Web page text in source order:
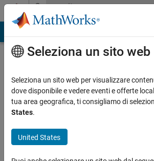
Vai al contenutoCommunity
Profile
Erasmus
Sowah
Attivo
Seleziona un sito web
Seleziona un sito web per visualizzare
dove disponibile e vedere eventi e offerte
tua area geografica, ti consigliamo di
States.
United States